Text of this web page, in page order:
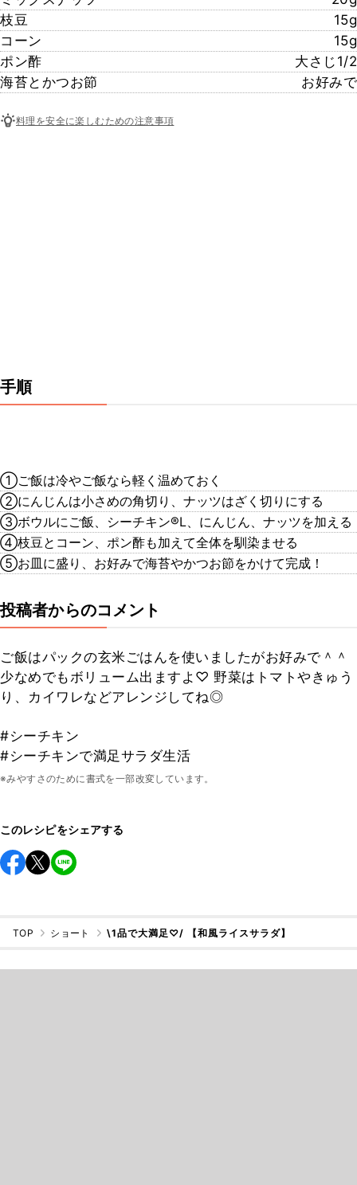
枝豆
15g
コーン
15g
ポン酢
大さじ1/2
海苔とかつお節
お好みで
料理を安全に楽しむための注意事項
手順
①ご飯は冷やご飯なら軽く温めておく
②にんじんは小さめの角切り、ナッツはざく切りにする
③ボウルにご飯、シーチキン®︎L、にんじん、ナッツを加える
④枝豆とコーン、ポン酢も加えて全体を馴染ませる
⑤お皿に盛り、お好みで海苔やかつお節をかけて完成！
投稿者からのコメント
ご飯はパックの玄米ごはんを使いましたがお好みで＾＾
少なめでもボリューム出ますよ♡ 野菜はトマトやきゅう
り、カイワレなどアレンジしてね◎
#シーチキン
#シーチキンで満足サラダ生活
※みやすさのために書式を一部改変しています。
このレシピをシェアする
TOP ショート \1品で大満足♡/ 【和風ライスサラダ】